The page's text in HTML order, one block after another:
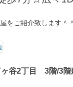
をご紹介致します＾＾
谷2丁目 3階/3階